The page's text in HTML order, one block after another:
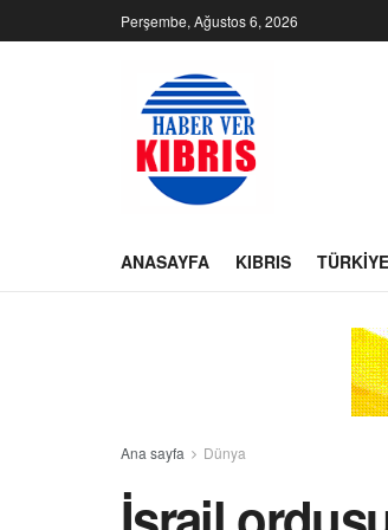
Perşembe, Ağustos 6, 2026
ANASAYFA KIBRIS TÜRKIYE
Ana sayfa Dünya